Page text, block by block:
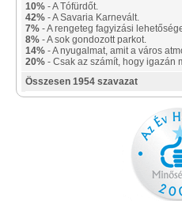
10% - A Tófürdőt.
42% - A Savaria Karnevált.
7% - A rengeteg fagyizási
8% - A sok gondozott parkot.
14% - A nyugalmat, amit a város
20% - Csak az számít, hogy igazán
Összesen 1954 szavazat